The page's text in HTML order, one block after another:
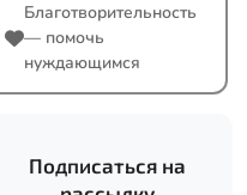
Благотворительность
— помочь
нуждающимся
Подписаться на